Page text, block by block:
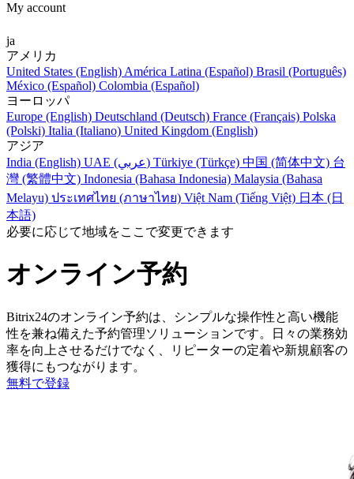
My account
ja
アメリカ
United States (English) América Latina (Español) Brasil (Português)
México (Español) Colombia (Español)
ヨーロッパ
Europe (English) Deutschland (Deutsch) France (Français) Polska
(Polski) Italia (Italiano) United Kingdom (English)
アジア
India (English)
UAE (عربي) Türkiye (Türkçe) 中国 (简体中文) 台
灣 (繁體中文) Indonesia (Bahasa Indonesia) Malaysia (Bahasa
Melayu) ประเทศไทย (ภาษาไทย) Việt Nam (Tiếng Việt) 日本 (日
本語)
必要に応じて地域をここで変更できます
オンライン予約
Bitrix24のオンライン予約は、シンプルな操作性と高い機能
性を兼ね備えた予約管理ソリューションです。日々の業務効
率を向上させるだけでなく、リピーターの定着や新規顧客の
獲得にもつながります。
無料で登録